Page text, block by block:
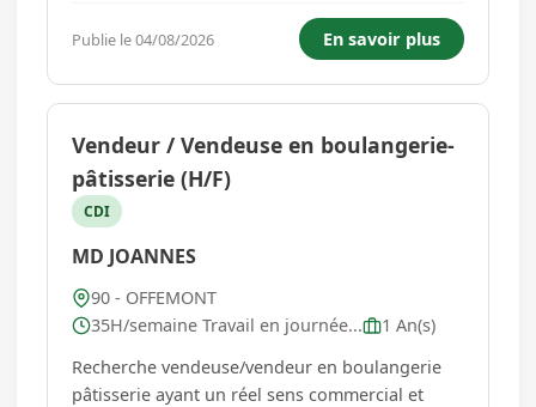
- Vous êtes chargé(e) de la réalisation des
travaux nécessaires au nettoyage et à l'entretien
d...
Publie le 04/08/2026 En savoir plus
Vendeur / Vendeuse en boulangerie-
pâtisserie (H/F)
CDI
MD JOANNES
90 - OFFEMONT
35H/semaine Travail en journée...
1 An(s)
Recherche vendeuse/vendeur en boulangerie
pâtisserie ayant un réel sens commercial et